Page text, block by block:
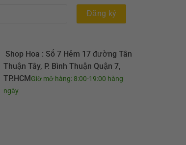
Shop Hoa : Số 7 Hẻm 17 đường Tân
Thuận Tây, P. Bình Thuận Quận 7,
TP.HCM Giờ mở hàng: 8:00-19:00 hàng
ngày